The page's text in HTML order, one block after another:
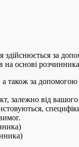
здійснюється за
на основі
також за допомогою
залежно від